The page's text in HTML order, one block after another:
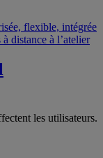
flexible, intégrée
à distance à l’atelier
les utilisateurs.